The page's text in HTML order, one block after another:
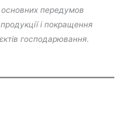
основних передумов
і покращення
господарювання.